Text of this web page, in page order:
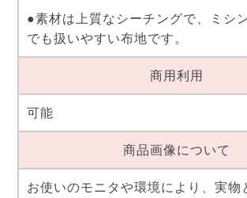
●素材は上質なシーチングで、ミシ
でも扱いやすい布地です。
商用利用
可能
商品画像について
お使いのモニタや環境により、実物